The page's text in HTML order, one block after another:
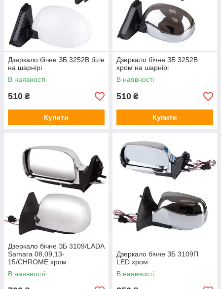
Дзеркало бічне ЗБ 3252B біле
на шарнірі
В наявності
510 ₴
Купити
Дзеркало бічне ЗБ 3252B
хром на шарнірі
В наявності
510 ₴
Купити
Дзеркало бічне ЗБ 3109/LADA
Samara 08,09,13-
15/CHROME хром
В наявності
Дзеркало бічне ЗБ 3109П
LED хром
В наявності